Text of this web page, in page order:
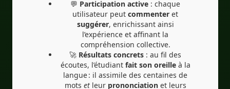
💬 Participation active : chaque
utilisateur peut commenter et
suggérer, enrichissant ainsi
l’expérience et affinant la
compréhension collective.
🚀 Résultats concrets : au fil des
écoutes, l’étudiant fait son oreilleà la
langue : il assimile des centaines de
mots etleur prononciationet leurs